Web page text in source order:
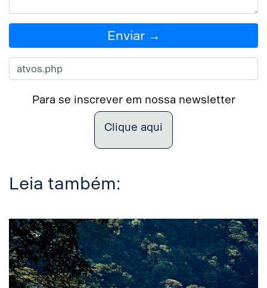
Enviar →
Para se inscrever em nossa newsletter
Clique aqui
Leia também: